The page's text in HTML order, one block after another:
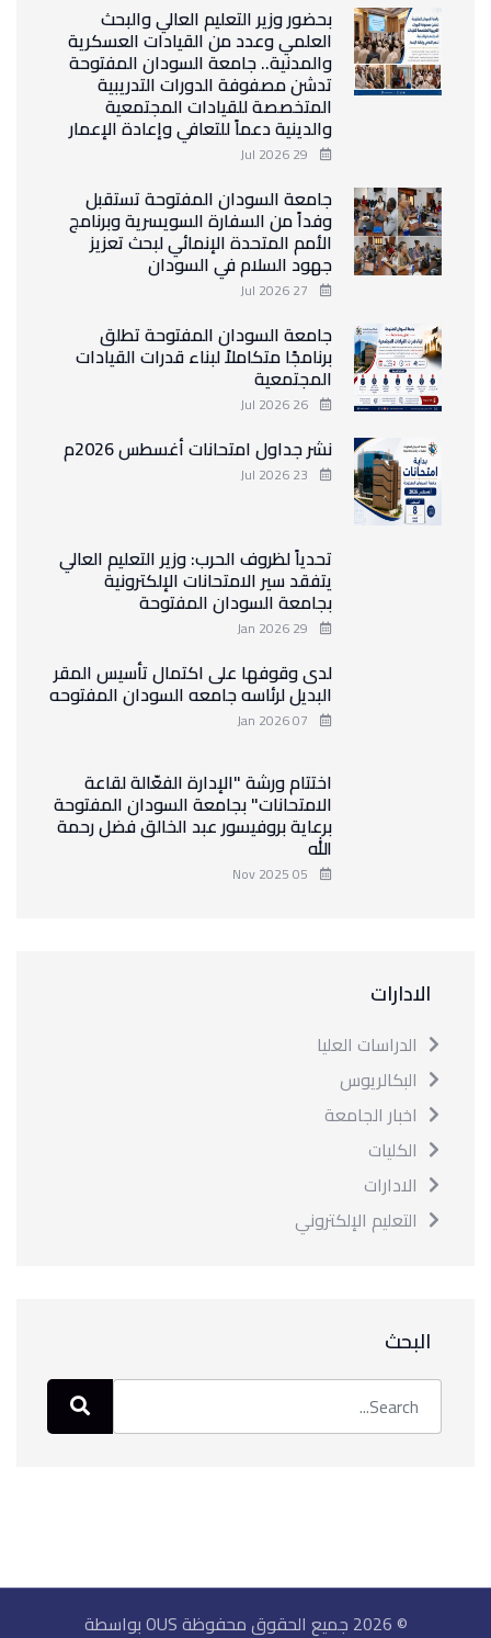
بحضور وزير التعليم العالي والبحث
العلمي وعدد من القيادات العسكرية
والمدنية.. جامعة السودان المفتوحة
تدشن مصفوفة الدورات التدريبية
المتخصصة للقيادات المجتمعية
والدينية دعماً للتعافي وإعادة الإعمار
جامعة السودان المفتوحة تستقبل
وفداً من السفارة السويسرية وبرنامج
الأمم المتحدة الإنمائي لبحث تعزيز
جهود السلام في السودان
جامعة السودان المفتوحة تطلق
برنامجًا متكاملاً لبناء قدرات القيادات
المجتمعية
نشر جداول امتحانات أغسطس 2026م
تحدياً لظروف الحرب: وزير التعليم العالي
يتفقد سير الامتحانات الإلكترونية
بجامعة السودان المفتوحة
لدى وقوفها على اكتمال تأسيس المقر
البديل لرئاسه جامعه السودان المفتوحه
اختتام ورشة "الإدارة الفعّالة لقاعة
الامتحانات" بجامعة السودان المفتوحة
برعاية بروفيسور عبد الخالق فضل رحمة
الله
الادارات
الدراسات العليا
البكالريوس
اخبار الجامعة
الكليات
الادارات
التعليم الإلكتروني
البحث
© 2026 جميع الحقوق محفوظة OUS بواسطة